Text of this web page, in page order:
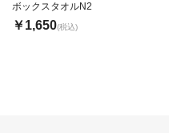
ボックスタオルN2
￥1,650(税込)